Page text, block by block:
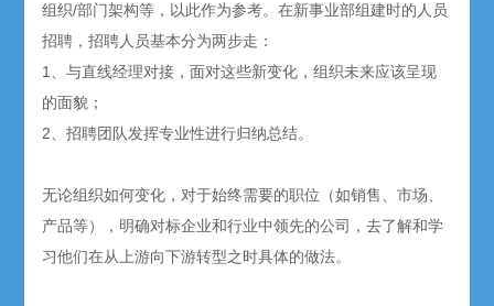
组织/部门架构等，以此作为参考。在新事业部组建时的人员
招聘，招聘人员基本分为两步走：
1、与直线经理对接，面对这些新变化，组织未来应该呈现
的面貌；
2、招聘团队发挥专业性进行归纳总结。
无论组织如何变化，对于始终需要的职位（如销售、市场、
产品等），明确对标企业和行业中领先的公司，去了解和学
习他们在从上游向下游转型之时具体的做法。